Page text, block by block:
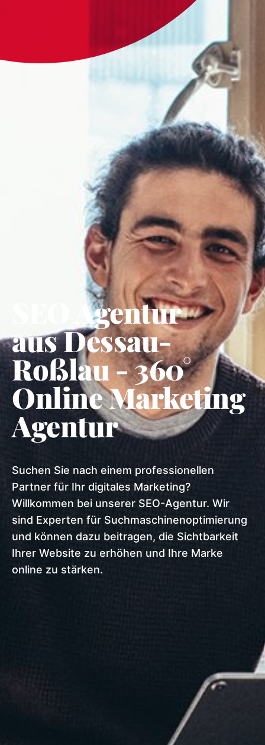
SEO Agentur
aus Dessau-
Roßlau⁠ - 360°
Online Marketing
Agentur
Suchen Sie nach einem professionellen
Partner für Ihr digitales Marketing?
Willkommen bei unserer SEO-Agentur. Wir
sind Experten für Suchmaschinenoptimierung
und können dazu beitragen, die Sichtbarkeit
Ihrer Website zu erhöhen und Ihre Marke
online zu stärken.